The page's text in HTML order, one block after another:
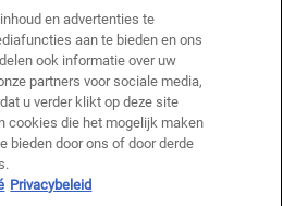
en advertenties te
aan te bieden en ons
ook informatie over uw
partners voor sociale media,
u verder klikt op deze site
cookies die het mogelijk maken
bieden door ons of door derde
Privacybeleid